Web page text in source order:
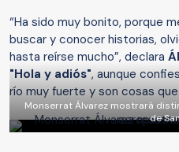
“Ha sido muy bonito, porque
buscar y conocer historias,
hasta reírse mucho”, declara
"Hola y adiós", aunque
río muy fuerte y son cosas que
Monserrat Álvarez mostrará
de